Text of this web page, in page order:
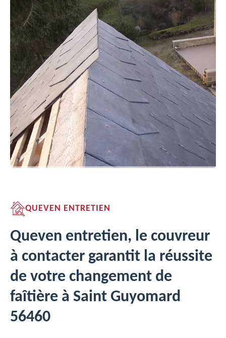
QUEVEN ENTRETIEN
Queven entretien, le couvreur
à contacter garantit la réussite
de votre changement de
faîtière à Saint Guyomard
56460